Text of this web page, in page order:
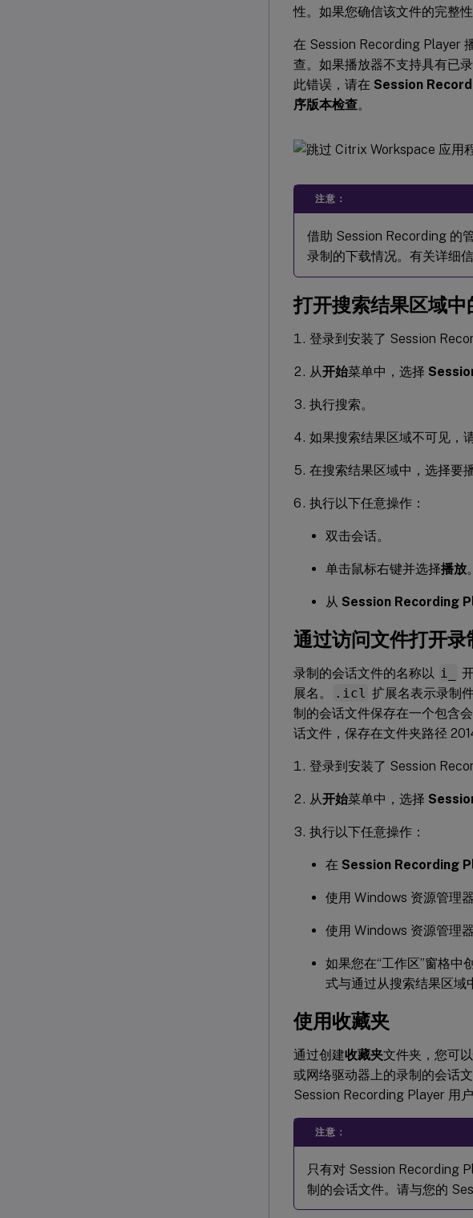
性。如果您确信该文件的完整
在 Session Recording Player
查。如果播放器不支持具有已
此错误，请在 Session
序版本检查。
注意：
借助 Session Recording 的
录制的下载情况。有关详细
打开搜索结果区域中
登录到安装了 Session
从开始菜单中，选择
执行搜索。
如果搜索结果区域不可见，
在搜索结果区域中，选择要
执行以下任意操作：
双击会话。
单击鼠标右键并选择播放。
从 Session Recording
通过访问文件打开录
录制的会话文件的名称以 i_
展名。
.icl 扩展名表示录制
制的会话文件保存在一个包含
话文件，保存在文件夹路径
登录到安装了 Session
从开始菜单中，选择
执行以下任意操作：
在 Session Recording
使用 Windows 资源管理
使用 Windows 资源管理
如果您在“工作区”窗格中
式与通过从搜索结果区域
使用收藏夹
通过创建收藏夹文件夹，您可
或网络驱动器上的录制的会话
Session Recording Player 用户
注意：
只有对 Session Recording
制的会话文件。请与您的